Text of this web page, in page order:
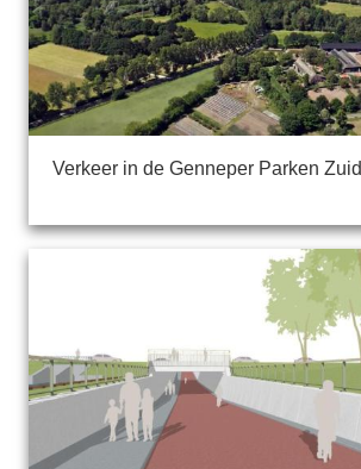
Verkeer in de Genneper Parken Zuid